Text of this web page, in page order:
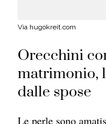
Via hugokreit.com
Orecchini
matrimonio,
dalle spose
Le perle sono